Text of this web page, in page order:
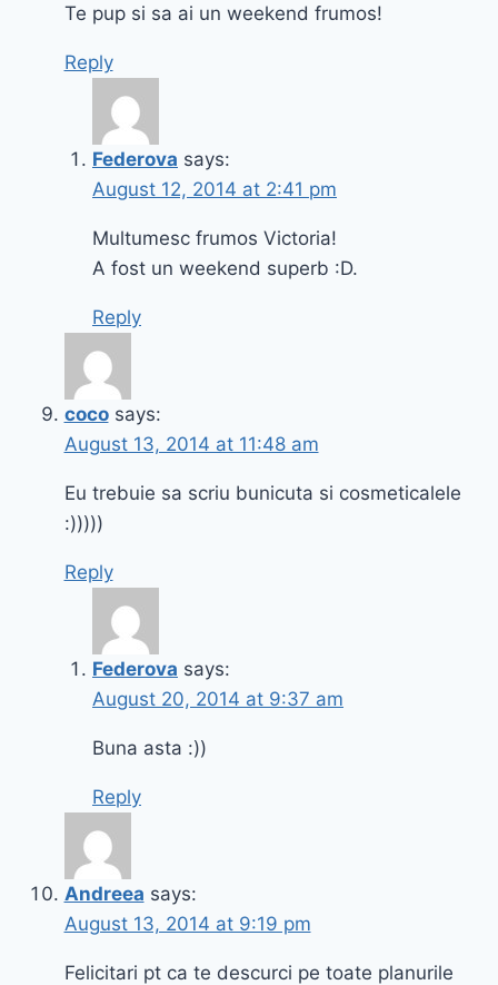
Te pup si sa ai un weekend frumos!
Reply
Federova says:
August 12, 2014 at 2:41 pm
Multumesc frumos Victoria!
A fost un weekend superb :D.
Reply
coco says:
August 13, 2014 at 11:48 am
Eu trebuie sa scriu bunicuta si cosmeticalele
:)))))
Reply
Federova says:
August 20, 2014 at 9:37 am
Buna asta :))
Reply
Andreea says:
August 13, 2014 at 9:19 pm
Felicitari pt ca te descurci pe toate planurile